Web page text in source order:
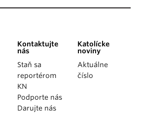
Kontaktujte
nás
Staň sa
reportérom
KN
Podporte nás
Darujte nás
Katolícke
noviny
Aktuálne
číslo